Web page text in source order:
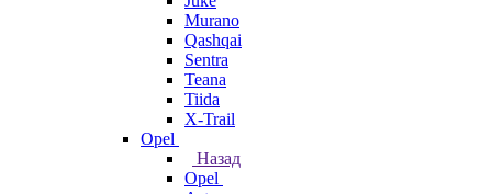
Murano
Qashqai
Sentra
Teana
Tiida
X-Trail
Opel
Назад
Opel